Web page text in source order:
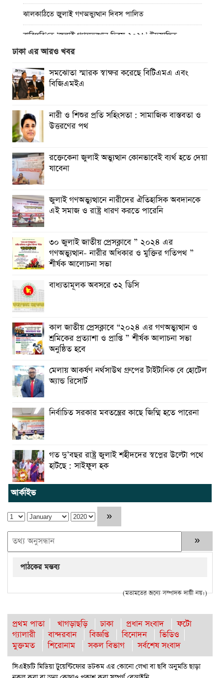
ঝালকাঠিতে জুলাই গণঅভ্যুত্থান দিবস পালিত
রাবিপ্রবি’তে ‘জুলাই গণঅভ্যুত্থান দিবস-২০২৬’ উদযাপিত
প্রত্যেক অপরাধীর বিচার এ দেশেই হবে, সে যত শক্তিশালীই হোক
না কেন”-চট্টগ্রামে জুলাই গণঅভ্যুত্থান দিবসে ব্যারিস্টার মীর হেলাল
গণঅভ্যুত্থানের অর্জন আজ রাজনৈতিক মাফিয়া ও দুর্বৃত্তায়নের
খপ্পরে : আবু হাসান টিপু
রাঙামাটিতে “ফিরে দেখা রক্তঝরা জুলাই-আগস্ট প্রত্যাশা আর প্রাপ্তি
শীর্ষক “কথকতা” অনুষ্ঠান অনুষ্ঠিত
ছুটির রাতে খোলা ভূমি অফিস, ভেতরে তহশিলদার
ঢাকা এর আরও খবর
সমঝোতা স্মারক স্বাক্ষর করেছে বিটিএমএ এবং
বিজিএমইএ
নারী ও শিশুর প্রতি সহিংসতা : সামাজিক বাস্তবতা ও
উত্তরণের পথ
রক্তেকেনা জুলাই অভ্যুত্থান কোনভাবেই ব্যর্থ হতে দেয়া
যাবেনা
জুলাই গণঅভ্যুত্থানে নারীদের ঐতিহাসিক অবদানকে
এই সমাজ ও রাষ্ট্র ধারণ করতে পারেনি
৩০ জুলাই জাতীয় প্রেসক্লাবে ” ২০২৪ এর
গণঅভ্যুত্থান- নারীর অধিকার ও মুক্তির গতিপথ ”
শীর্ষক আলোচনা সভা
বাধ্যতামূলক অবসরে ৩২ ডিসি
কাল জাতীয় প্রেসক্লাবে “২০২৪ এর গণঅভ্যুত্থান ও
শ্রমিকের প্রত্যাশা ও প্রাপ্তি ” শীর্ষক আলাচনা সভা
অনুষ্ঠিত হবে
মেলায় আকর্ষণ নর্থসাউথ গ্রুপের টাইটানিক বে হোটেল
অ্যান্ড রিসোর্ট
নির্বাচিত সরকার মবতন্ত্রের কাছে জিম্মি হতে পারেনা
গত দু’বছর রাষ্ট্র জুলাই শহীদদের স্বপ্নের উল্টো পথে
হাটছে : সাইফুল হক
আর্কাইভ
পাঠকের মন্তব্য
(মতামতের জন্যে সম্পাদক দায়ী নয়।)
প্রথম পাতা খাগড়াছড়ি ঢাকা প্রধান সংবাদ
ফটো
গ্যালারী
বান্দরবান বিজ্ঞপ্তি বিনোদন
ভিডিও
মুক্তমত
শিরোনাম সকল বিভাগ সর্বশেষ সংবাদ
সিএইচটি মিডিয়া টুয়েন্টিফোর ডটকম এর কোনো লেখা বা ছবি অনুমতি ছাড়া